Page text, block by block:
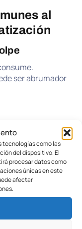
tecnologías como las
del dispositivo. El
procesar datos como
únicas en este
afectar
al
ser abrumador
sigue
cualquier
de
más tiempo